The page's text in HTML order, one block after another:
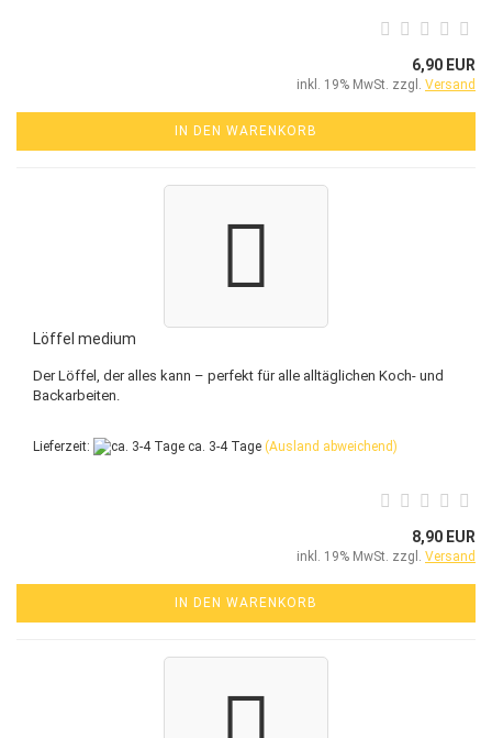
6,90 EUR
inkl. 19% MwSt. zzgl. Versand
IN DEN WARENKORB
Löffel medium
Der Löffel, der alles kann – perfekt für alle alltäglichen Koch- und
Backarbeiten.
Lieferzeit: ca. 3-4 Tage (Ausland abweichend)
8,90 EUR
inkl. 19% MwSt. zzgl. Versand
IN DEN WARENKORB